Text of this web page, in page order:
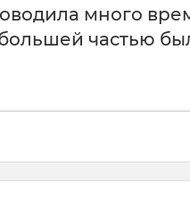
много
частью